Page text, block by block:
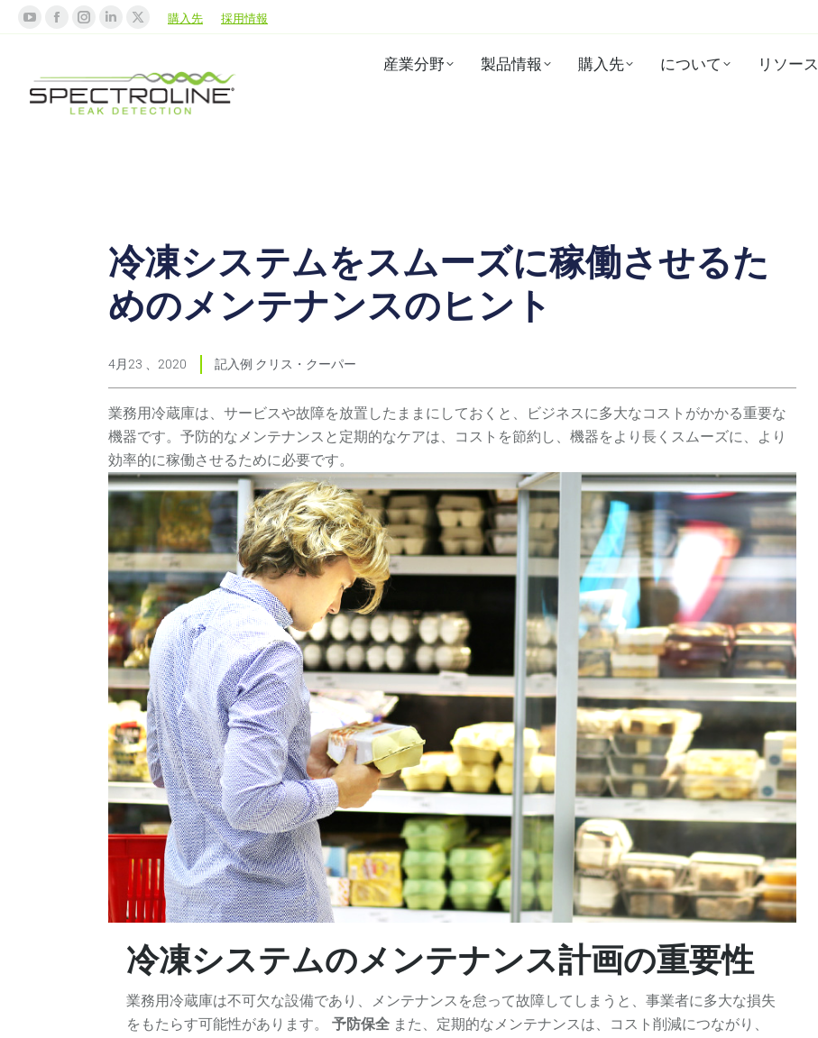
購入先 採用情報
産業分野 製品情報 購入先 について リソース
冷凍システムをスムーズに稼働させるた
めのメンテナンスのヒント
4月23 、2020 記入例 クリス・クーパー
業務用冷蔵庫は、サービスや故障を放置したままにしておくと、ビジネスに多大なコストがかかる重要な
機器です。予防的なメンテナンスと定期的なケアは、コストを節約し、機器をより長くスムーズに、より
効率的に稼働させるために必要です。
冷凍システムのメンテナンス計画の重要性
業務用冷蔵庫は不可欠な設備であり、メンテナンスを怠って故障してしまうと、事業者に多大な損失
をもたらす可能性があります。予防保全 また、定期的なメンテナンスは、コスト削減につながり、